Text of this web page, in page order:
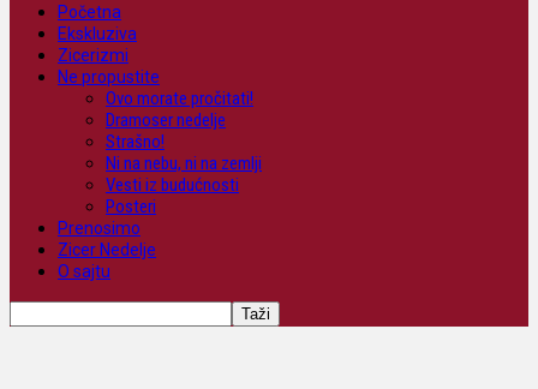
Početna
Ekskluziva
Zicerizmi
Ne propustite
Ovo morate pročitati!
Dramoser nedelje
Strašno!
Ni na nebu, ni na zemlji
Vesti iz budućnosti
Posteri
Prenosimo
Zicer Nedelje
O sajtu